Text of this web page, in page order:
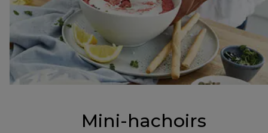
Mini-hachoirs